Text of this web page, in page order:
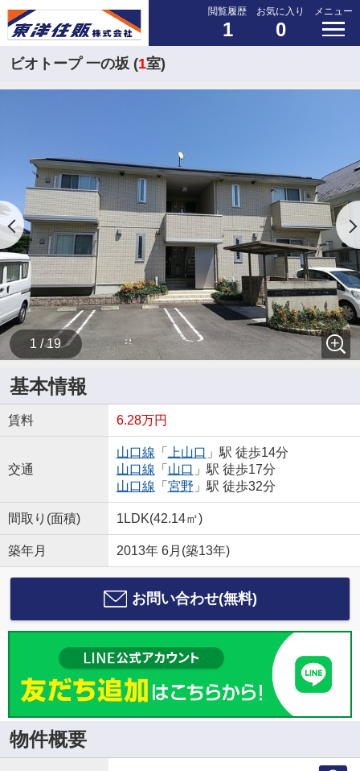
閲覧履歴
1
お気に入り
0
メニュー
ビオトープ 一の坂 (1室)
1 / 19
基本情報
賃料 6.28万円
交通
山口線 「 上山口 」駅 徒歩14分
山口線 「 山口 」駅 徒歩17分
山口線 「 宮野 」駅 徒歩32分
間取り(面積) 1LDK(42.14㎡)
築年月 2013年 6月(築13年)
お問い合わせ(無料)
物件概要